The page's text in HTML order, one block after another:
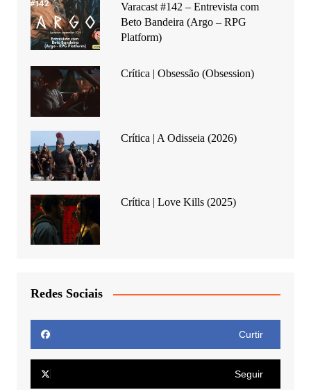
Varacast #142 – Entrevista com
Beto Bandeira (Argo – RPG
Platform)
Crítica | Obsessão (Obsession)
Crítica | A Odisseia (2026)
Crítica | Love Kills (2025)
Redes Sociais
Curtir
Seguir